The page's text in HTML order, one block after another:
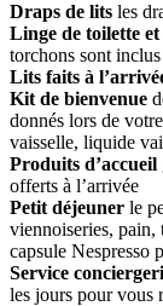
Draps de lits les
Linge de toilette et
torchons sont
Lits faits à
Kit de bienvenue
donnés lors de
vaisselle, liquide
Produits d’accueil
offerts à l’arrivée
Petit déjeuner le
viennoiseries, pain,
capsule Nespresso
Service
les jours pour vous